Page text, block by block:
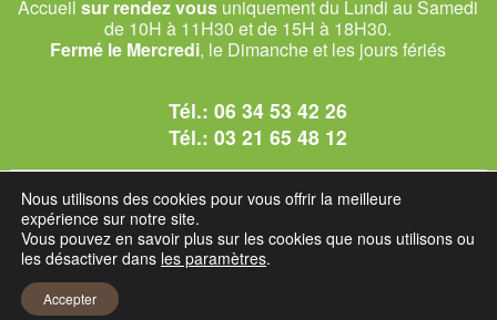
Accueilsur rendez vous uniquement du Lundi au Samedi
de 10H à 11H30 et de 15H à 18H30.
Fermé le Mercredi, le Dimanche et les jours fériés
Tél.:06 34 53 42 26
Tél.:03 21 65 48 12
© 2026 Le Club des Chats
1228 rue bataille - 62840 Sailly-sur-la-Lys.
Mentions légales et C.G.U
Nous utilisons des cookies pour vous offrir la meilleure
expérience sur notre site.
Vous pouvez en savoir plus sur les cookies que nous utilisons ou
les désactiver dans les paramètres.
Accepter